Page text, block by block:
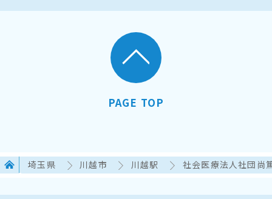
PAGE TOP
埼玉県 川越市 川越駅 社会医療法人社団尚